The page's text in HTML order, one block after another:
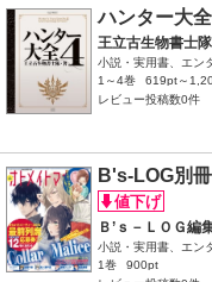
ハンター大
王立古生物書士隊
小説・実用書、エン
1～4巻
619pt～
レビュー投稿数0件
B's-LOG別
Ｂ’ｓ－ＬＯＧ編
小説・実用書、エン
1巻
900pt